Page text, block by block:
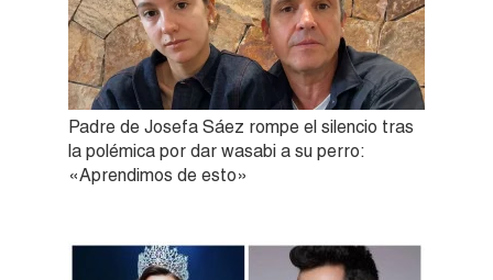
Padre de Josefa Sáez rompe el silencio tras
la polémica por dar wasabi a su perro:
«Aprendimos de esto»